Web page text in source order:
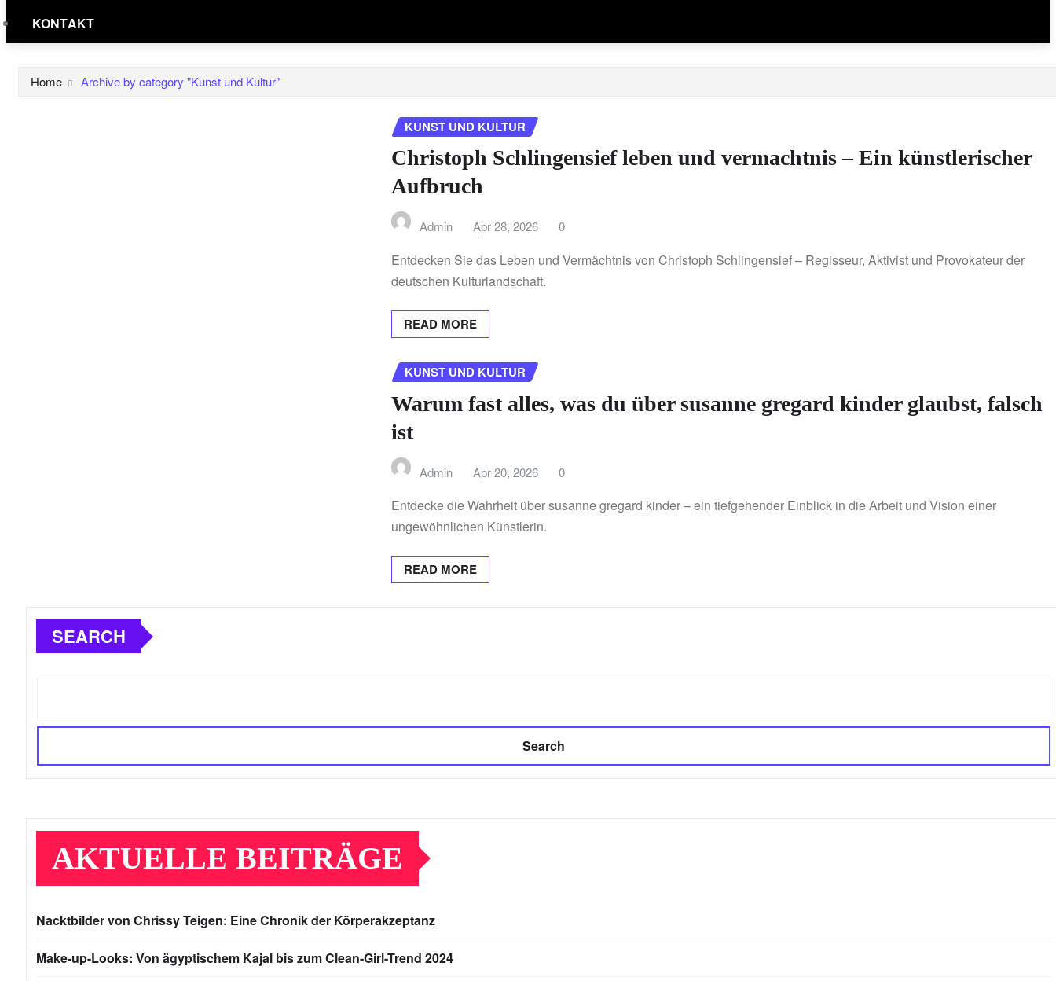
KONTAKT
Home Archive by category "Kunst und Kultur"
KUNST UND KULTUR
Christoph Schlingensief leben und vermachtnis – Ein künstlerischer
Aufbruch
Admin Apr 28, 2026 0
Entdecken Sie das Leben und Vermächtnis von Christoph Schlingensief – Regisseur, Aktivist und Provokateur der
deutschen Kulturlandschaft.
READ MORE
KUNST UND KULTUR
Warum fast alles, was du über susanne gregard kinder glaubst, falsch
ist
Admin Apr 20, 2026 0
Entdecke die Wahrheit über susanne gregard kinder – ein tiefgehender Einblick in die Arbeit und Vision einer
ungewöhnlichen Künstlerin.
READ MORE
SEARCH
Search
AKTUELLE BEITRÄGE
Nacktbilder von Chrissy Teigen: Eine Chronik der Körperakzeptanz
Make-up-Looks: Von ägyptischem Kajal bis zum Clean-Girl-Trend 2024